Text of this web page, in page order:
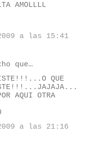
AMOLLLL
a las 15:41
que…
QUE
AQUI OTRA
a las 21:16